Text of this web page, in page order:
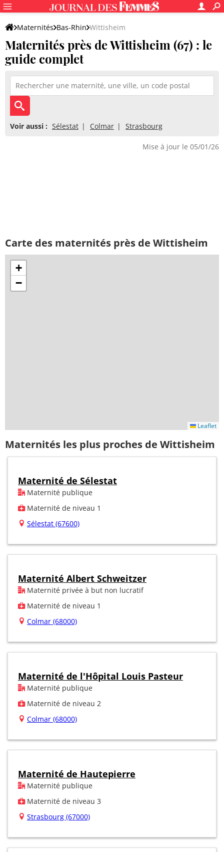
Maternités Bas-Rhin Wittisheim
Maternités près de Wittisheim (67) : le
guide complet
Voir aussi : Sélestat Colmar Strasbourg
Mise à jour le 05/01/26
Carte des maternités près de Wittisheim
+
−
Leaflet
Maternités les plus proches de Wittisheim
Maternité de Sélestat
Maternité publique
Maternité de niveau 1
Sélestat (67600)
Maternité Albert Schweitzer
Maternité privée à but non lucratif
Maternité de niveau 1
Colmar (68000)
Maternité de l'Hôpital Louis Pasteur
Maternité publique
Maternité de niveau 2
Colmar (68000)
Maternité de Hautepierre
Maternité publique
Maternité de niveau 3
Strasbourg (67000)